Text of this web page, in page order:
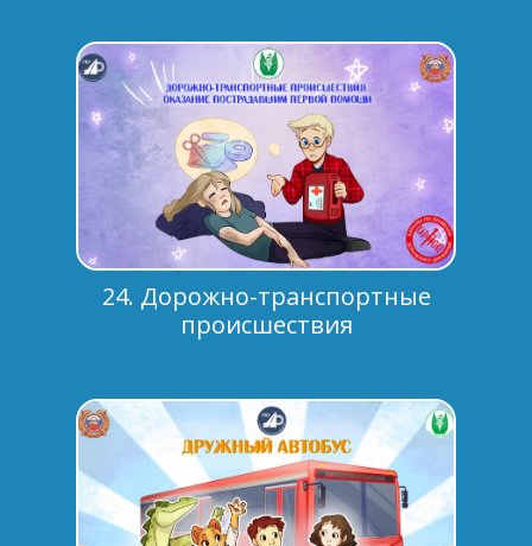
24. Дорожно-транспортные
происшествия